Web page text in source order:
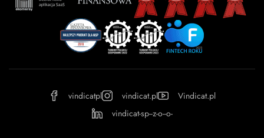
vindicatpl vindicat.pl
Vindicat.pl
vindicat-sp--z-o--o-